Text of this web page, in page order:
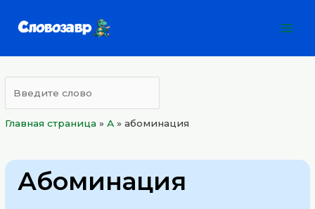
Главная страница »А »абоминация
Абоминация